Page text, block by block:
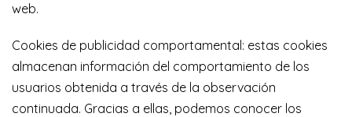
web.
Cookies de publicidad comportamental: estas cookies
almacenan información del comportamiento de los
usuarios obtenida a través de la observación
continuada. Gracias a ellas, podemos conocer los